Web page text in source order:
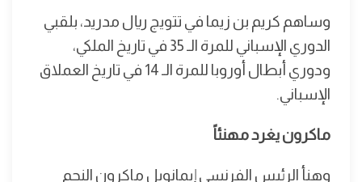
وساهم كريم بن زيما في تتويج ريال مدريد، بلقبي
الدوري الإسباني للمرة الـ 35 في تاريخ الملكي،
ودوري أبطال أوروبا للمرة الـ 14 في تاريخ العملاق
الإسباني.
ماكرون يغرد مهنئاً
وهنأ الرئيس الفرنسي إيمانويل ماكرون النجم